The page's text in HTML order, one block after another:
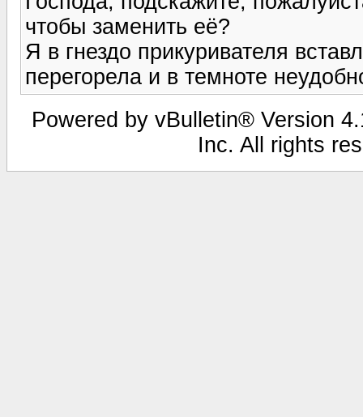
чтобы заменить её?
Я в гнездо прикуривателя
перегорела и в темноте
Powered by vBulletin® Version
Inc. All rights